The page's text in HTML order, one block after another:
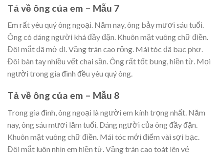
Tả về ông của em – Mẫu 7
Em rất yêu quý ông ngoại. Năm nay, ông bảy mươi sáu tuổi.
Ông có dáng người khá đầy đặn. Khuôn mặt vuông chữ điền.
Đôi mắt đã mờ đi. Vầng trán cao rộng. Mái tóc đã bạc phơ.
Đôi bàn tay nhiều vết chai sần. Ông rất tốt bụng, hiền từ. Mọi
người trong gia đình đều yêu quý ông.
Tả về ông của em – Mẫu 8
Trong gia đình, ông ngoại là người em kính trọng nhất. Năm
nay, ông sáu mươi lăm tuổi. Dáng người của ông đầy đặn.
Khuôn mặt vuông chữ điền. Mái tóc mới điểm vài sợi bạc.
Đôi mắt luôn nhìn em hiền từ. Vầng trán cao toát lên vẻ